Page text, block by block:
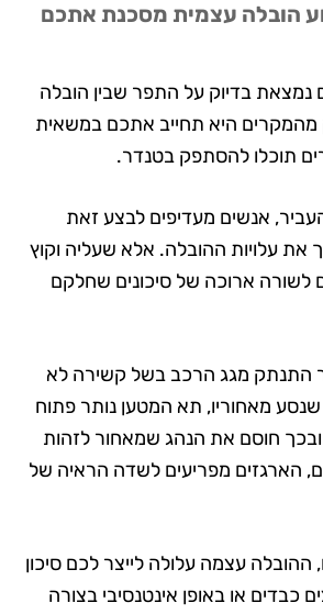
הובלה עצמית מסכנת אתכם
3 חדרים נמצאת בדיוק על התפר שבין הובלה
היא תחייב אתכם במשאית
תוכלו להסתפק בטנדר.
אנשים מעדיפים לבצע זאת
את עלויות ההובלה. אלא שעליה וקוץ
לשורה ארוכה של סיכונים שחלקם
מגג הרכב בשל קשירה לא
מאחוריו, תא המטען נותר פתוח
חוסם את הנהג שמאחור לזהות
הארגזים מפריעים לשדה הראיה של
ההובלה עצמה עלולה לייצר לכם סיכון
כבדים או באופן אינטנסיבי בצורה